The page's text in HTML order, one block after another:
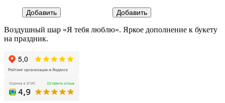
Воздушный шар «Я тебя люблю». Яркое дополнение к букету
на праздник.